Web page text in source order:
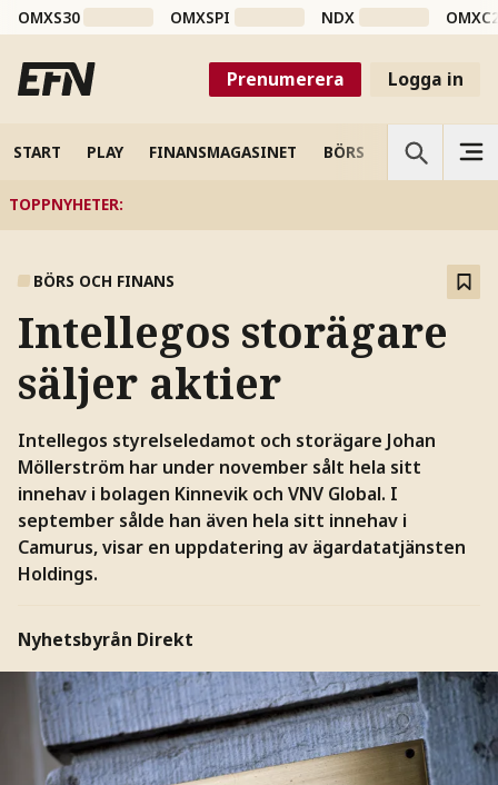
OMXS30 OMXSPI NDX
Prenumerera Logga in
START PLAY FINANSMAGASINET BÖRS VETENSKAP
TOPPNYHETER:
BÖRS OCH FINANS
Intellegos storägare
säljer aktier
Intellegos styrelseledamot och storägare Johan
Möllerström har under november sålt hela sitt
innehav i bolagen Kinnevik och VNV Global. I
september sålde han även hela sitt innehav i
Camurus, visar en uppdatering av ägardatatjänsten
Holdings.
Nyhetsbyrån Direkt